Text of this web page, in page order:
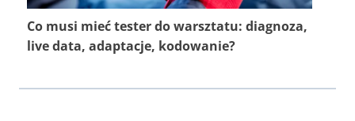
Co musi mieć tester do warsztatu: diagnoza,
live data, adaptacje, kodowanie?